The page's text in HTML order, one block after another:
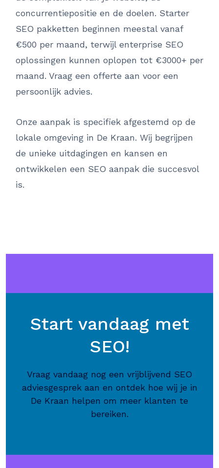
concurrentiepositie en de doelen. Starter
SEO pakketten beginnen meestal vanaf
€500 per maand, terwijl enterprise SEO
oplossingen kunnen oplopen tot €3000+ per
maand. Vraag een offerte aan voor een
persoonlijk advies.
Onze aanpak is specifiek afgestemd op de
lokale omgeving in De Kraan. Wij begrijpen
de unieke uitdagingen en kansen en
ontwikkelen een SEO aanpak die succesvol
is.
Start vandaag met
SEO!
Vraag vandaag nog een vrijblijvend SEO
adviesgesprek aan en ontdek hoe wij je in
De Kraan helpen om meer klanten te
bereiken.